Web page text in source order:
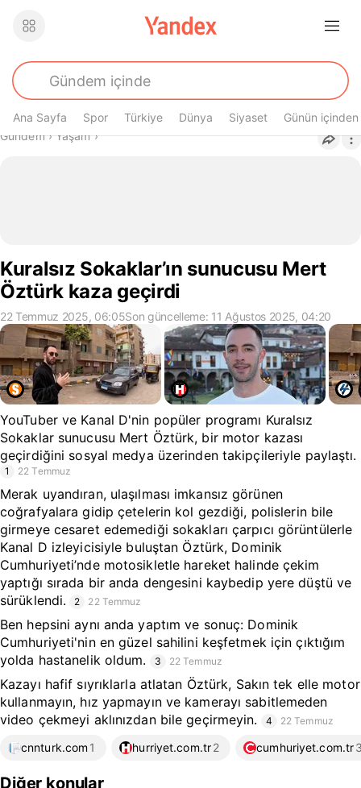
Ana Sayfa Spor Türkiye Dünya Siyaset Günün içinden
Buradasın
Gündem› Yaşam›
Kuralsız Sokaklar’ın sunucusu Mert
Öztürk kaza geçirdi
22 Temmuz 2025, 06:05Son güncelleme: 11 Ağustos 2025, 04:20
YouTuber ve Kanal D'nin popüler programı Kuralsız
Sokaklar sunucusu Mert Öztürk, bir motor kazası
geçirdiğini sosyal medya üzerinden takipçileriyle paylaştı.
1 22 Temmuz
Merak uyandıran, ulaşılması imkansız görünen
coğrafyalara gidip çetelerin kol gezdiği, polislerin bile
girmeye cesaret edemediği sokakları çarpıcı görüntülerle
Kanal D izleyicisiyle buluştan Öztürk, Dominik
Cumhuriyeti’nde motosikletle hareket halinde çekim
yaptığı sırada bir anda dengesini kaybedip yere düştü ve
sürüklendi.
2 22 Temmuz
Ben hepsini aynı anda yaptım ve sonuç: Dominik
Cumhuriyeti'nin en güzel sahilini keşfetmek için çıktığım
yolda hastanelik oldum.
3 22 Temmuz
Kazayı hafif sıyrıklarla atlatan Öztürk, Sakın tek elle motor
kullanmayın, hız yapmayın ve kamerayı sabitlemeden
video çekmeyi aklınızdan bile geçirmeyin.
4 22 Temmuz
cnnturk.com 1 hurriyet.com.tr2 cumhuriyet.com.tr
Diğer konular